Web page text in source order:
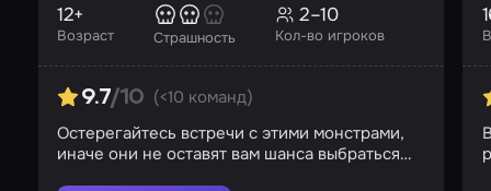
Возраст
12+
Страшность Кол-во игроков
2–10
9.7/10 (<10 команд)
Остерегайтесь встречи с этими монстрами,
иначе они не оставят вам шанса выбраться